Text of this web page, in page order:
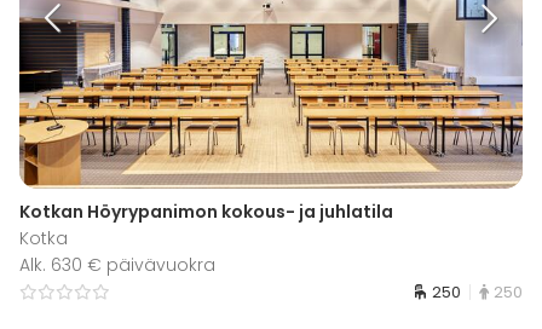
Kotkan Höyrypanimon kokous- ja juhlatila
Kotka
Alk. 630 € päivävuokra
250 250